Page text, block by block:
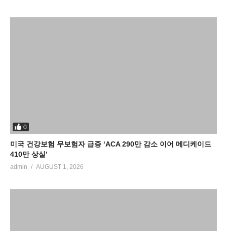
0
미국 건강보험 무보험자 급증 ‘ACA 290만 감소 이어 메디케이드
410만 상실’
admin AUGUST 1, 2026